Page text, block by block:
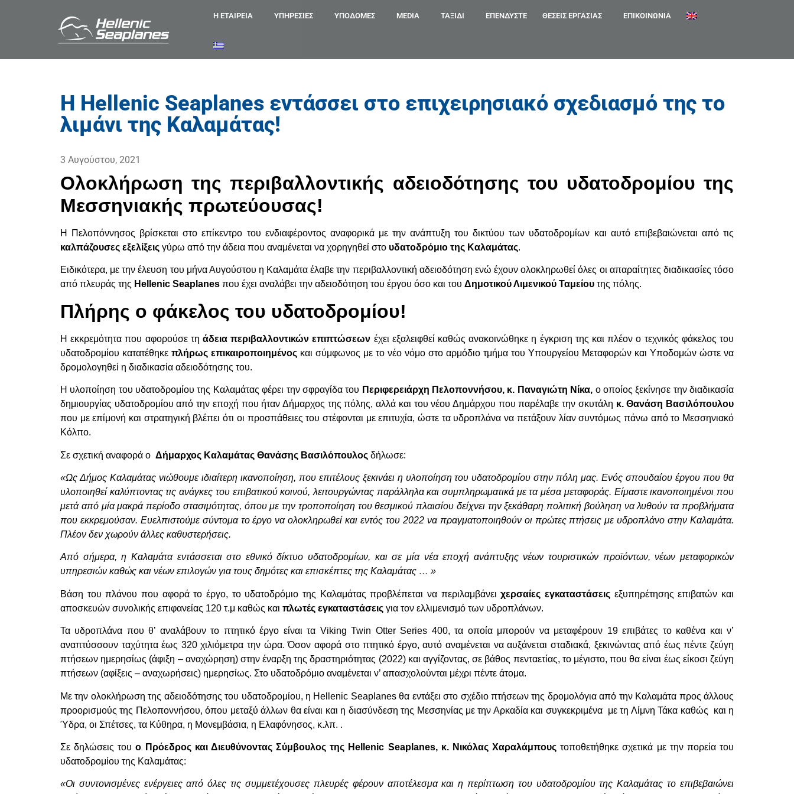
Η ΕΤΑΙΡΕΙΑ ΥΠΗΡΕΣΊΕΣ ΥΠΟΔΟΜΕΣ MEDIA ΤΑΞΙΔΙ ΕΠΕΝΔΎΣΤΕ ΘΈΣΕΙΣ ΕΡΓΑΣΊΑΣ ΕΠΙΚΟΙΝΩΝΊΑ
Η Hellenic Seaplanes εντάσσει στο επιχειρησιακό σχεδιασμό της το
λιμάνι της Καλαμάτας!
3 Αυγούστου, 2021
Ολοκλήρωση της περιβαλλοντικής αδειοδότησης του υδατοδρομίου της
Μεσσηνιακής πρωτεύουσας!
H Πελοπόννησος βρίσκεται στο επίκεντρο του ενδιαφέροντος αναφορικά με την ανάπτυξη του δικτύου των υδατοδρομίων και αυτό επιβεβαιώνεται από τις
καλπάζουσες εξελίξεις γύρω από την άδεια που αναμένεται να χορηγηθεί στο υδατοδρόμιο της Καλαμάτας.
Ειδικότερα, με την έλευση του μήνα Αυγούστου η Καλαμάτα έλαβε την περιβαλλοντική αδειοδότηση ενώ έχουν ολοκληρωθεί όλες οι απαραίτητες διαδικασίες τόσο
από πλευράς της Hellenic Seaplanes που έχει αναλάβει την αδειοδότηση του έργου όσο και του Δημοτικού Λιμενικού Ταμείου της πόλης.
Πλήρης ο φάκελος του υδατοδρομίου!
Η εκκρεμότητα που αφορούσε τη άδεια περιβαλλοντικών επιπτώσεων έχει εξαλειφθεί καθώς ανακοινώθηκε η έγκριση της και πλέον ο τεχνικός φάκελος του
υδατοδρομίου κατατέθηκε πλήρως επικαιροποιημένος και σύμφωνος με το νέο νόμο στο αρμόδιο τμήμα του Υπουργείου Μεταφορών και Υποδομών ώστε να
δρομολογηθεί η διαδικασία αδειοδότησης του.
Η υλοποίηση του υδατοδρομίου της Καλαμάτας φέρει την σφραγίδα του Περιφερειάρχη Πελοποννήσου, κ. Παναγιώτη Νίκα, ο οποίος ξεκίνησε την διαδικασία
δημιουργίας υδατοδρομίου από την εποχή που ήταν Δήμαρχος της πόλης, αλλά και του νέου Δημάρχου που παρέλαβε την σκυτάλη κ. Θανάση Βασιλόπουλου
που με επίμονή και στρατηγική βλέπει ότι οι προσπάθειες του στέφονται με επιτυχία, ώστε τα υδροπλάνα να πετάξουν λίαν συντόμως πάνω από το Μεσσηνιακό
Κόλπο.
Σε σχετική αναφορά ο Δήμαρχος Καλαμάτας Θανάσης Βασιλόπουλος δήλωσε:
«Ως Δήμος Καλαμάτας νιώθουμε ιδιαίτερη ικανοποίηση, που επιτέλους ξεκινάει η υλοποίηση του υδατοδρομίου στην πόλη μας. Ενός σπουδαίου έργου που θα
υλοποιηθεί καλύπτοντας τις ανάγκες του επιβατικού κοινού, λειτουργώντας παράλληλα και συμπληρωματικά με τα μέσα μεταφοράς. Είμαστε ικανοποιημένοι που
μετά από μία μακρά περίοδο στασιμότητας, όπου με την τροποποίηση του θεσμικού πλαισίου δείχνει την ξεκάθαρη πολιτική βούληση να λυθούν τα προβλήματα
που εκκρεμούσαν. Ευελπιστούμε σύντομα το έργο να ολοκληρωθεί και εντός του 2022 να πραγματοποιηθούν οι πρώτες πτήσεις με υδροπλάνο στην Καλαμάτα.
Πλέον δεν χωρούν άλλες καθυστερήσεις.
Από σήμερα, η Καλαμάτα εντάσσεται στο εθνικό δίκτυο υδατοδρομίων, και σε μία νέα εποχή ανάπτυξης νέων τουριστικών προϊόντων, νέων μεταφορικών
υπηρεσιών καθώς και νέων επιλογών για τους δημότες και επισκέπτες της Καλαμάτας … »
Βάση του πλάνου που αφορά το έργο, το υδατοδρόμιο της Καλαμάτας προβλέπεται να περιλαμβάνειχερσαίες εγκαταστάσεις εξυπηρέτησης επιβατών και
αποσκευών συνολικής επιφανείας 120 τ.μ καθώς και πλωτές εγκαταστάσεις για τον ελλιμενισμό των υδροπλάνων.
Τα υδροπλάνα που θ’ αναλάβουν το πτητικό έργο είναι τα Viking Twin Otter Series 400, τα οποία μπορούν να μεταφέρουν 19 επιβάτες το καθένα και ν’
αναπτύσσουν ταχύτητα έως 320 χιλιόμετρα την ώρα. Όσον αφορά στο πτητικό έργο, αυτό αναμένεται να αυξάνεται σταδιακά, ξεκινώντας από έως πέντε ζεύγη
πτήσεων ημερησίως (άφιξη – αναχώρηση) στην έναρξη της δραστηριότητας (2022) και αγγίζοντας, σε βάθος πενταετίας, το μέγιστο, που θα είναι έως είκοσι ζεύγη
πτήσεων (αφίξεις – αναχωρήσεις) ημερησίως. Στο υδατοδρόμιο αναμένεται ν’ απασχολούνται μέχρι πέντε άτομα.
Με την ολοκλήρωση της αδειοδότησης του υδατοδρομίου, η Hellenic Seaplanes θα εντάξει στο σχέδιο πτήσεων της δρομολόγια από την Καλαμάτα προς άλλους
προορισμούς της Πελοποννήσου, όπου μεταξύ άλλων θα είναι και η διασύνδεση της Μεσσηνίας με την Αρκαδία και συγκεκριμένα με τη Λίμνη Τάκα καθώς και η
Ύδρα, οι Σπέτσες, τα Κύθηρα, η Μονεμβάσια, η Ελαφόνησος, κ.λπ. .
Σε δηλώσεις τουο Πρόεδρος και Διευθύνοντας Σύμβουλος της Hellenic Seaplanes, κ. Νικόλας Χαραλάμπους τοποθετήθηκε σχετικά με την πορεία του
υδατοδρομίου της Καλαμάτας:
«Οι συντονισμένες ενέργειες από όλες τις συμμετέχουσες πλευρές φέρουν αποτέλεσμα και η περίπτωση του υδατοδρομίου της Καλαμάτας το επιβεβαιώνει